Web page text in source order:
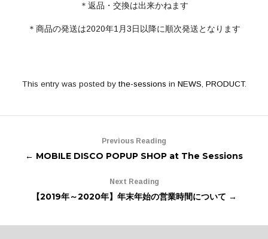
＊返品・交換は出来かねます
＊商品の発送は2020年1月3日以降に順次発送となります
This entry was posted by the-sessions in NEWS, PRODUCT.
Previous Reading
← MOBILE DISCO POPUP SHOP at The Sessions
Next Reading
【2019年～2020年】年末年始の営業時間について →